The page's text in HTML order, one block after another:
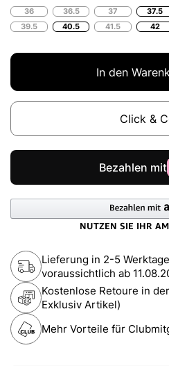
36 36.5 37 37.5
39.5
40.5 41.5 42
In den
Click &
Lieferung in 2-5
voraussichtlich ab
Kostenlose Retoure in
Exklusiv Artikel)
Mehr Vorteile für